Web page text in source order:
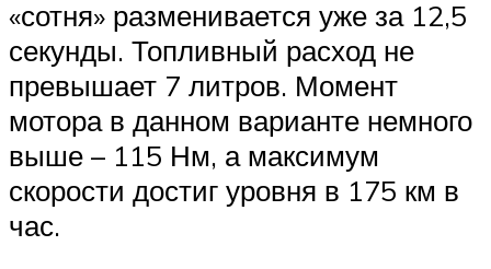
«сотня» разменивается уже за 12,5
секунды. Топливный расход не
превышает 7 литров. Момент
мотора в данном варианте немного
выше – 115 Нм, а максимум
скорости достиг уровня в 175 км в
час.